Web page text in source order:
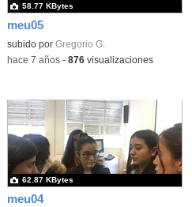
meu05
subido por Gregorio G.
58.77 KBytes
-hace 7 años- 876visualizaciones
meu04
62.87 KBytes